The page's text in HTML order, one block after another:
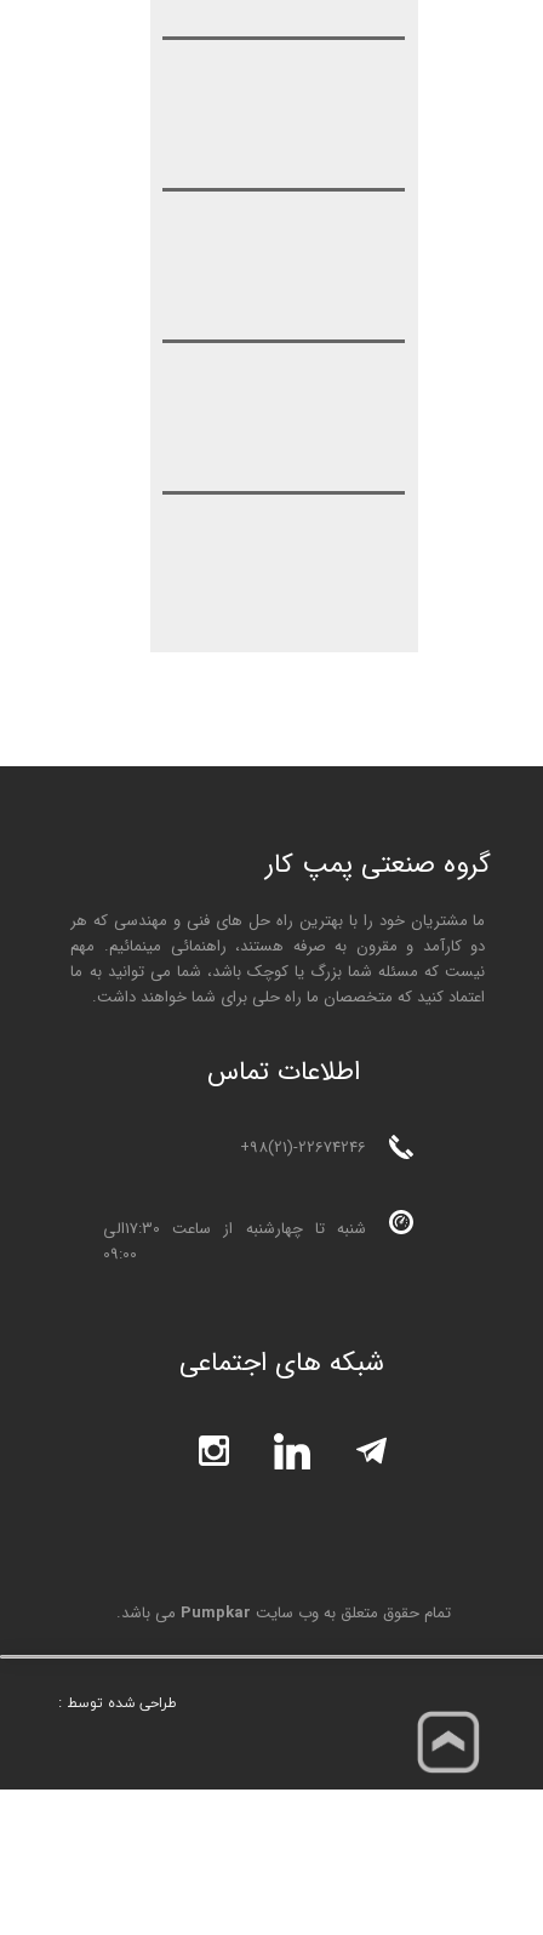
گروه صنعتی پمپ کار
ما مشتریان خود را با بهترین راه حل های فنی و مهندسی که هر
دو کارآمد و مقرون به صرفه هستند، راهنمائی مینمائیم. مهم
نیست که مسئله شما بزرگ یا کوچک باشد، شما می توانید به ما
اعتماد کنید که متخصصان ما راه حلی برای شما خواهند داشت.
اطلاعات تماس
+98(21)-22674246
شنبه تا چهارشنبه از ساعت 17:30الی
09:00
شبکه های اجتماعی
تمام حقوق متعلق به وب سایت Pumpkar می باشد.
طراحی شده توسط :